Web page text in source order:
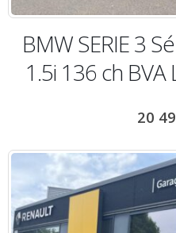
BMW SERIE 3
1.5i 136 ch BVA
20